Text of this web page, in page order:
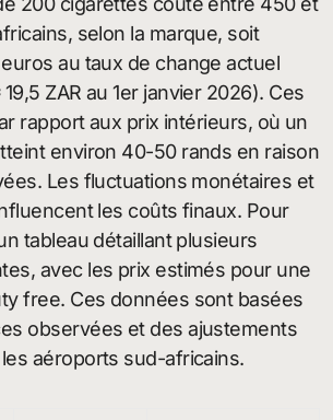
selon la marque, soit
au taux de change actuel
19,5 ZAR au 1er janvier 2026). Ces
rapport aux prix intérieurs, où un
environ 40-50 rands en raison
Les fluctuations monétaires et
les coûts finaux. Pour
tableau détaillant plusieurs
avec les prix estimés pour une
free. Ces données sont basées
observées et des ajustements
aéroports sud-africains.